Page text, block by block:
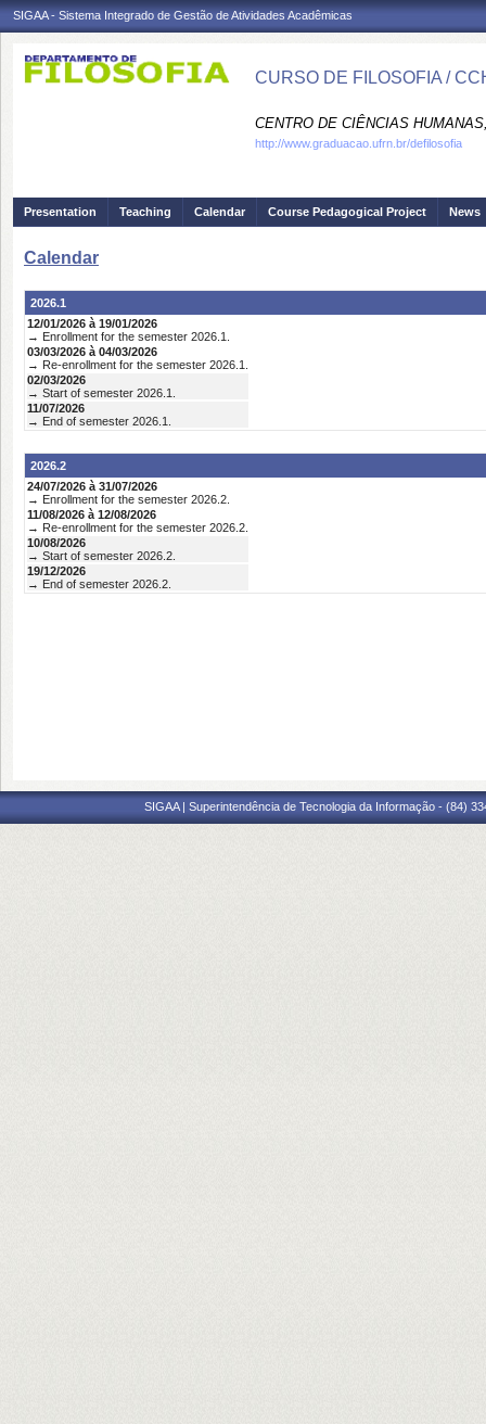
SIGAA - Sistema Integrado de Gestão de Atividades Acadêmicas
CURSO DE FILOSOFIA /
CENTRO DE CIÊNCIAS
http://www.graduacao.ufrn.br/defilosofia
Presentation Teaching Calendar Course Pedagogical Project News
Calendar
2026.1
12/01/2026 à 19/01/2026
→ Enrollment for the semester 2026.1.
03/03/2026 à 04/03/2026
→ Re-enrollment for the semester 2026.1.
02/03/2026
→ Start of semester 2026.1.
11/07/2026
→ End of semester 2026.1.
2026.2
24/07/2026 à 31/07/2026
→ Enrollment for the semester 2026.2.
11/08/2026 à 12/08/2026
→ Re-enrollment for the semester 2026.2.
10/08/2026
→ Start of semester 2026.2.
19/12/2026
→ End of semester 2026.2.
SIGAA | Superintendência de Tecnologia da Informação - (84)